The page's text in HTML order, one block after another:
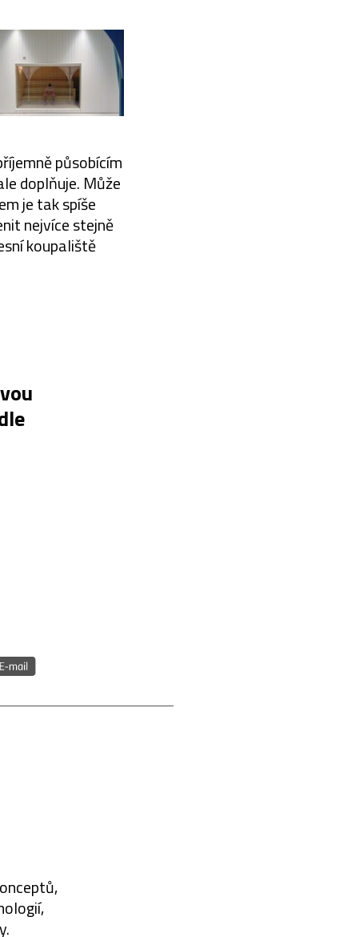
působícím
doplňuje. Může
je tak spíše
nejvíce stejně
koupaliště